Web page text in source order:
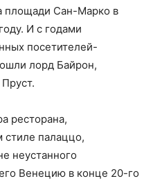
площади Сан-Марко в
И с годами
посетителей-
лорд Байрон,
ресторана,
стиле палаццо,
неустанного
Венецию в конце 20-го